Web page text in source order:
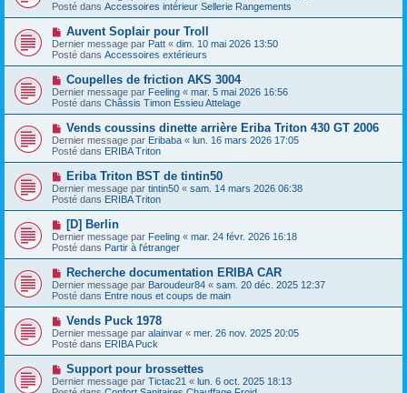
a
g
m
e
s
s
a
g
e
u
v
a
u
m
e
s
s
a
g
e
Posté dans Accessoires intérieur Sellerie Rangements
N
o
u
v
a
u
m
e
s
s
a
g
e
Auvent Soplair pour Troll
Dernier message par Patt « dim. 10 mai 2026 13:50
Posté dans Accessoires extérieurs
N
o
u
v
e
u
m
e
s
a
g
e
Coupelles de friction AKS 3004
Dernier message par Feeling « mar. 5 mai 2026 16:56
Posté dans Châssis Timon Essieu Attelage
N
o
u
v
e
a
u
m
e
s
a
g
e
Vends coussins dinette arrière Eriba Triton 430 GT 2006
Dernier message par Eribaba « lun. 16 mars 2026 17:05
Posté dans ERIBA Triton
N
o
u
v
e
u
m
e
s
a
g
e
Eriba Triton BST de tintin50
Dernier message par tintin50 « sam. 14 mars 2026 06:38
Posté dans ERIBA Triton
N
o
u
v
e
a
u
m
e
s
s
a
g
e
[D] Berlin
Dernier message par Feeling « mar. 24 févr. 2026 16:18
Posté dans Partir à l'étranger
N
o
u
v
e
u
m
e
s
s
a
Recherche documentation ERIBA CAR
Dernier message par Baroudeur84 « sam. 20 déc. 2025 12:37
Posté dans Entre nous et coups de main
N
o
u
v
e
a
u
Vends Puck 1978
Dernier message par alainvar « mer. 26 nov. 2025 20:05
Posté dans ERIBA Puck
N
o
u
Support pour brossettes
Dernier message par Tictac21 « lun. 6 oct. 2025 18:13